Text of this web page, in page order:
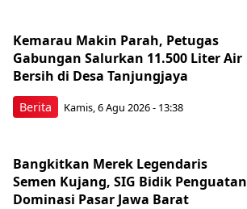
Berita
Kemarau Makin Parah, Petugas
Gabungan Salurkan 11.500 Liter Air
Bersih di Desa Tanjungjaya
Kamis, 6 Agu 2026 - 13:38
Bangkitkan Merek Legendaris
Semen Kujang, SIG Bidik Penguatan
Dominasi Pasar Jawa Barat